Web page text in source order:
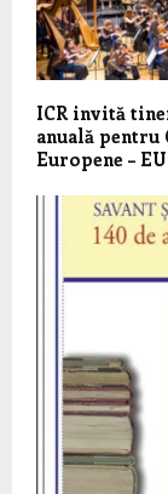
ICR invită
anuală
Europene –